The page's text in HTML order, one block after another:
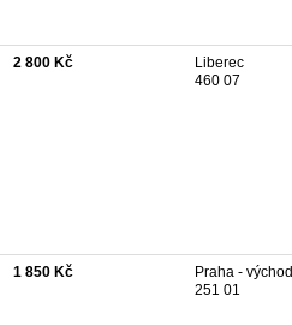
2 800 Kč
Liberec
460 07
1 850 Kč
Praha - východ
251 01